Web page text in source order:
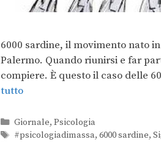
6000 sardine, il movimento nato
Palermo. Quando riunirsi e far
compiere. È questo il caso delle
tutto
Giornale, Psicologia
#psicologiadimassa, 6000 sardine,